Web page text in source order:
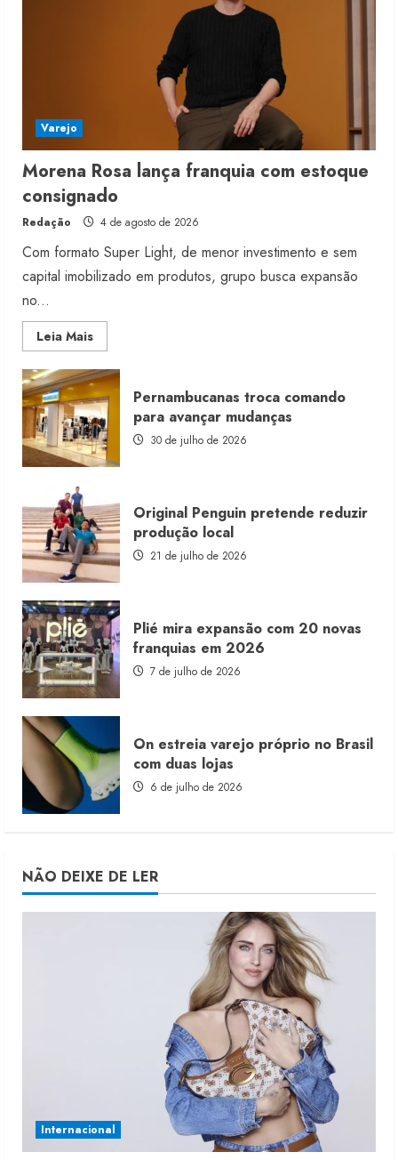
Varejo
Morena Rosa lança franquia com estoque
consignado
Redação 4 de agosto de 2026
Com formato Super Light, de menor investimento e sem
capital imobilizado em produtos, grupo busca expansão
no...
Leia MaisRead
more
Morena
Rosa
lança
franquia
com
estoque
consignado
Pernambucanas troca comando
para avançar mudanças
30 de julho de 2026
Original Penguin pretende reduzir
produção local
21 de julho de 2026
Plié mira expansão com 20 novas
franquias em 2026
7 de julho de 2026
On estreia varejo próprio no Brasil
com duas lojas
6 de julho de 2026
NÃO DEIXE DE LER
Internacional